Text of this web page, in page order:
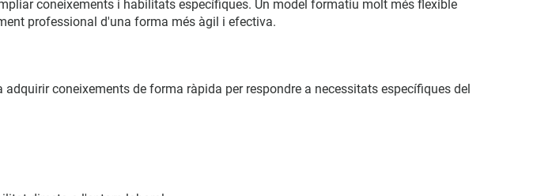
coneixements i habilitats específiques. Un model formatiu molt més flexible
professional d'una forma més àgil i efectiva.
coneixements de forma ràpida per respondre a necessitats específiques del